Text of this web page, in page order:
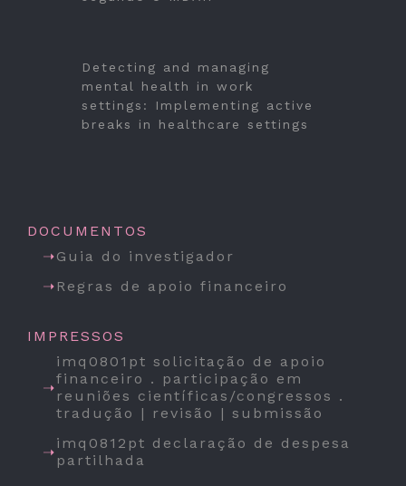
Detecting and managing
mental health in work
settings: Implementing active
breaks in healthcare settings
DOCUMENTOS
Guia do investigador
Regras de apoio financeiro
IMPRESSOS
imq0801pt solicitação de apoio
financeiro . participação em
reuniões científicas/congressos .
tradução | revisão | submissão
imq0812pt declaração de despesa
partilhada